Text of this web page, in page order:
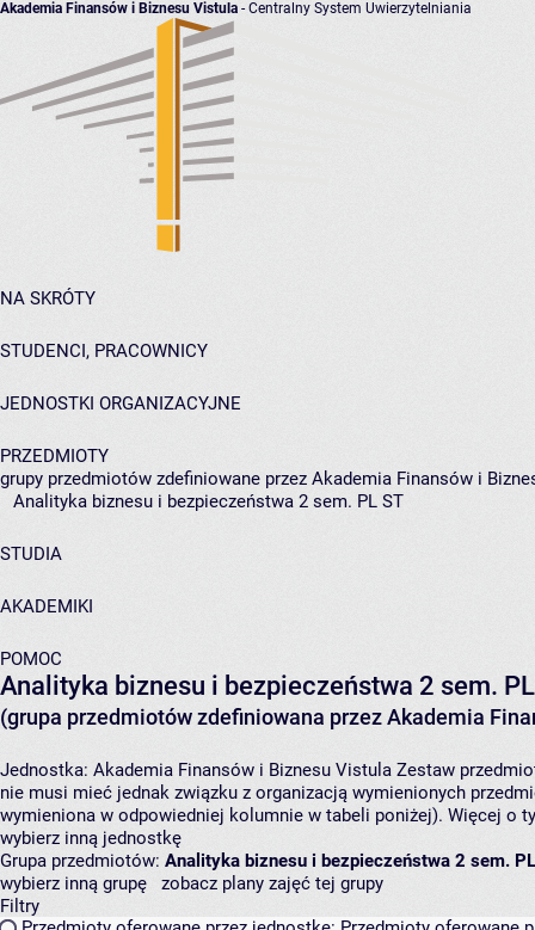
Akademia Finansów i Biznesu Vistula - Centralny System Uwierzytelniania
NA SKRÓTY
STUDENCI, PRACOWNICY
JEDNOSTKI ORGANIZACYJNE
PRZEDMIOTY
grupy przedmiotów zdefiniowane przez Akademia Finansów i
Analityka biznesu i bezpieczeństwa 2 sem. PL ST
STUDIA
AKADEMIKI
POMOC
Analityka biznesu i bezpieczeństwa 2 sem.
(grupa przedmiotów zdefiniowana przez Akademia
Jednostka: Akademia Finansów i Biznesu Vistula Zestaw
nie musi mieć jednak związku z organizacją wymienionych
wymieniona w odpowiedniej kolumnie w tabeli poniżej). Więcej o
wybierz inną jednostkę
Grupa przedmiotów: Analityka biznesu i bezpieczeństwa 2 sem.
wybierz inną grupę
zobacz plany zajęć tej grupy
Filtry